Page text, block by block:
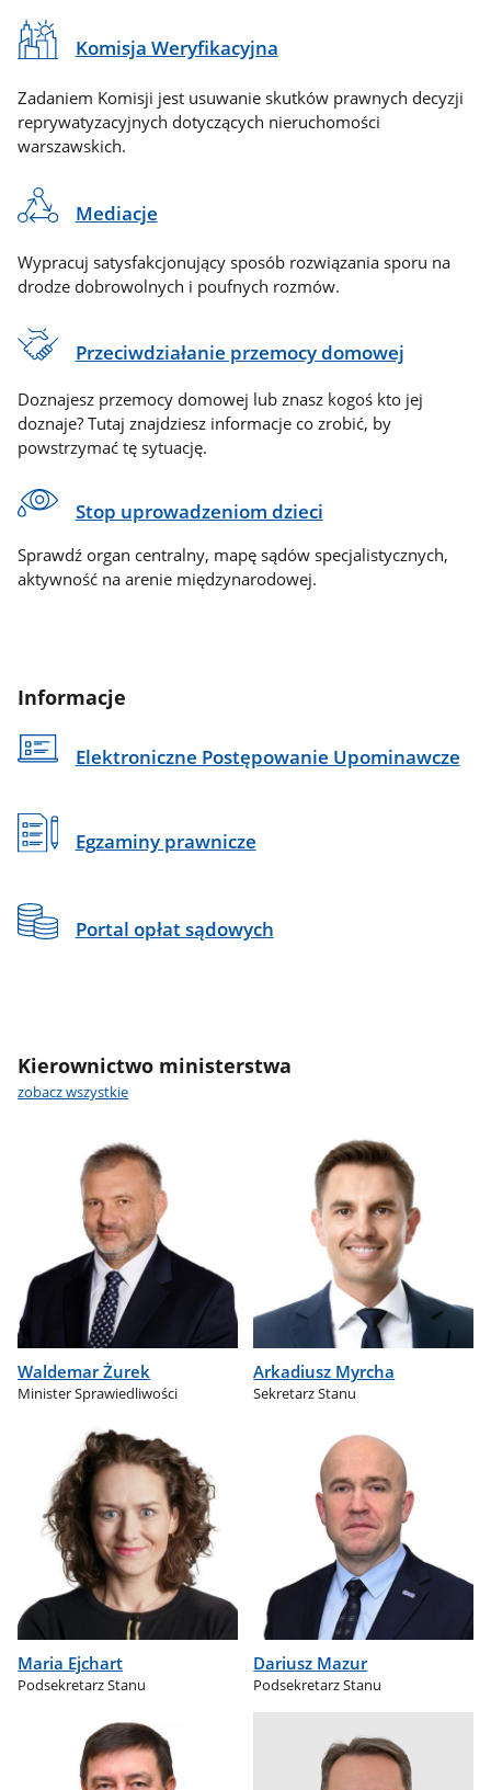
Komisja Weryfikacyjna
Zadaniem Komisji jest usuwanie skutków prawnych decyzji
reprywatyzacyjnych dotyczących nieruchomości
warszawskich.
Mediacje
Wypracuj satysfakcjonujący sposób rozwiązania sporu na
drodze dobrowolnych i poufnych rozmów.
Przeciwdziałanie przemocy domowej
Doznajesz przemocy domowej lub znasz kogoś kto jej
doznaje? Tutaj znajdziesz informacje co zrobić, by
powstrzymać tę sytuację.
Stop uprowadzeniom dzieci
Sprawdź organ centralny, mapę sądów specjalistycznych,
aktywność na arenie międzynarodowej.
Informacje
Elektroniczne Postępowanie Upominawcze
Egzaminy prawnicze
Portal opłat sądowych
Kierownictwo ministerstwa
zobacz wszystkie
Waldemar Żurek
Minister Sprawiedliwości
Arkadiusz Myrcha
Sekretarz Stanu
Maria Ejchart
Podsekretarz Stanu
Dariusz Mazur
Podsekretarz Stanu